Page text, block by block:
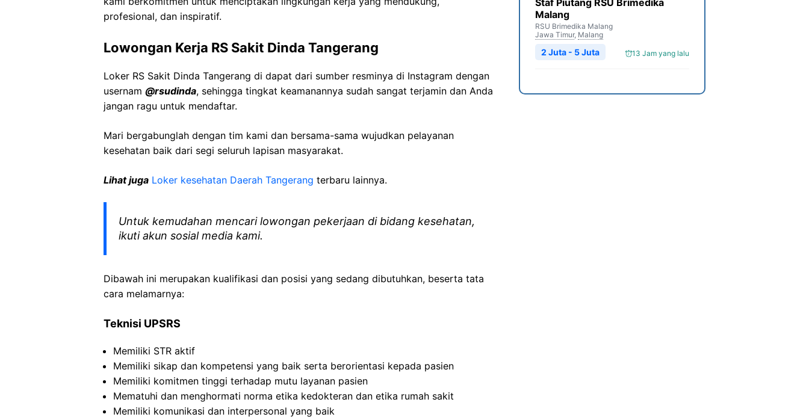
profesional, dan inspiratif.
Lowongan Kerja RS Sakit Dinda Tangerang
Loker RS Sakit Dinda Tangerang di dapat dari sumber resminya di Instagram dengan
usernam @rsudinda, sehingga tingkat keamanannya sudah sangat terjamin dan Anda
jangan ragu untuk mendaftar.
Mari bergabunglah dengan tim kami dan bersama-sama wujudkan pelayanan
kesehatan baik dari segi seluruh lapisan masyarakat.
Lihat juga Loker kesehatan Daerah Tangerang terbaru lainnya.
Untuk kemudahan mencari lowongan pekerjaan di bidang kesehatan,
ikuti akun sosial media kami.
Dibawah ini merupakan kualifikasi dan posisi yang sedang dibutuhkan, beserta tata
cara melamarnya:
Teknisi UPSRS
Memiliki STR aktif
Memiliki sikap dan kompetensi yang baik serta berorientasi kepada pasien
Memiliki komitmen tinggi terhadap mutu layanan pasien
Mematuhi dan menghormati norma etika kedokteran dan etika rumah sakit
Memiliki komunikasi dan interpersonal yang baik
Staf Piutang RSU Brimedika
Malang
RSU Brimedika Malang
Jawa Timur, Malang
13 Jam yang lalu
2 Juta - 5 Juta